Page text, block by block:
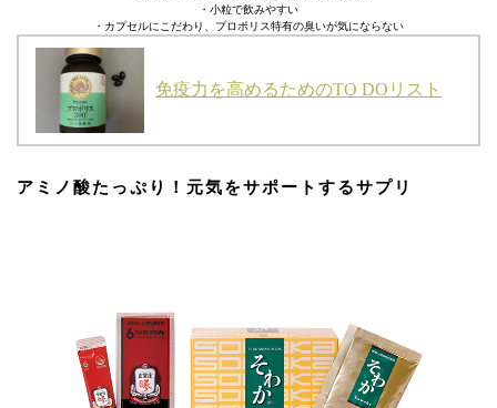
・小粒で飲みやすい
・カプセルにこだわり、プロポリス特有の臭いが気にならない
免疫力を高めるためのTO DOリスト
アミノ酸たっぷり！元気をサポートするサプリ